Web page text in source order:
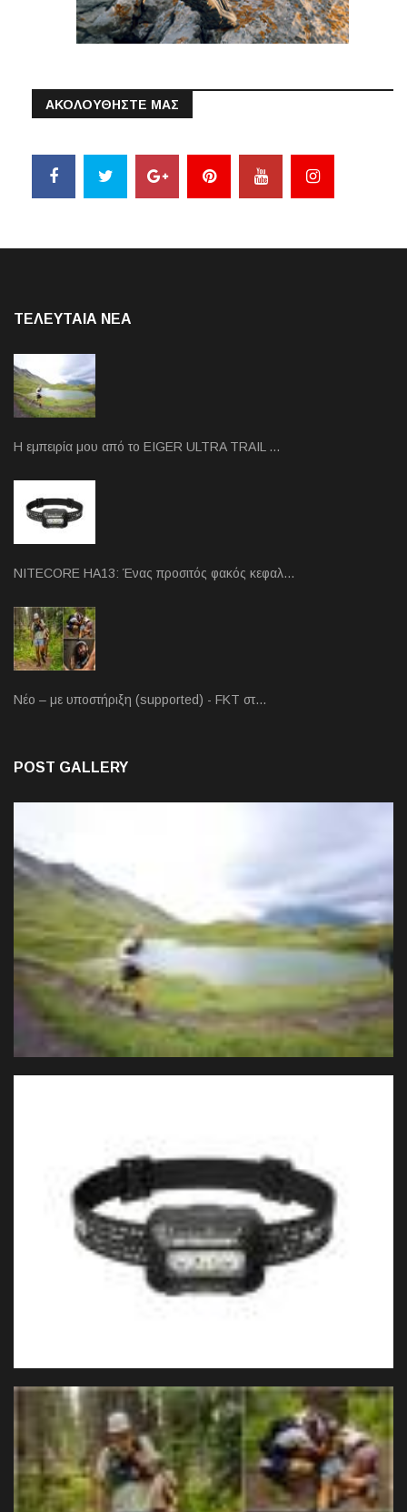
ΑΚΟΛΟΥΘΗΣΤΕ ΜΑΣ
ΤΕΛΕΥΤΑΙΑ NEA
Η εμπειρία μου από το EIGER ULTRA TRAIL …
NITECORE HA13: Ένας προσιτός φακός κεφαλ…
Νέο – με υποστήριξη (supported) - FKT στ…
POST GALLERY